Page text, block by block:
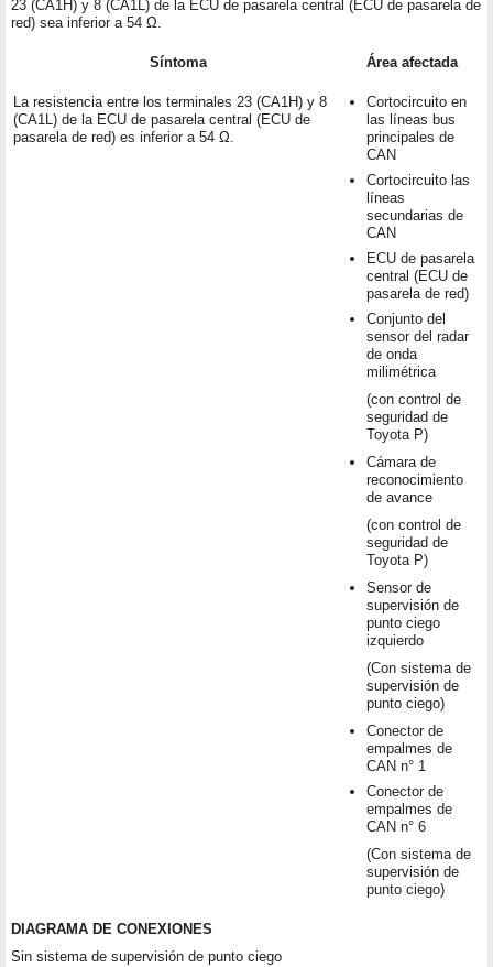
23 (CA1H) y 8 (CA1L) de la ECU de pasarela central (ECU de pasarela de
red) sea inferior a 54 Ω.
Síntoma Área afectada
La resistencia entre los terminales 23 (CA1H) y 8
(CA1L) de la ECU de pasarela central (ECU de
pasarela de red) es inferior a 54 Ω.
Cortocircuito en
las líneas bus
principales de
CAN
Cortocircuito las
líneas
secundarias de
CAN
ECU de pasarela
central (ECU de
pasarela de red)
Conjunto del
sensor del radar
de onda
milimétrica
(con control de
seguridad de
Toyota P)
Cámara de
reconocimiento
de avance
(con control de
seguridad de
Toyota P)
Sensor de
supervisión de
punto ciego
izquierdo
(Con sistema de
supervisión de
punto ciego)
Conector de
empalmes de
CAN n° 1
Conector de
empalmes de
CAN n° 6
(Con sistema de
supervisión de
punto ciego)
DIAGRAMA DE CONEXIONES
Sin sistema de supervisión de punto ciego